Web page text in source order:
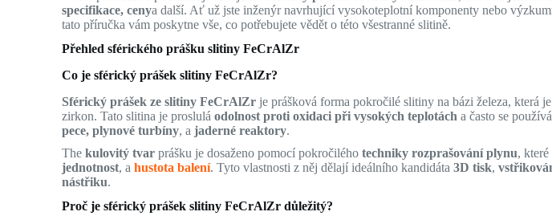
specifikace, cenya další. Ať už jste inženýr navrhující vysokoteplotní komponenty nebo
tato příručka vám poskytne vše, co potřebujete vědět o této všestranné slitině.
Přehled sférického prášku slitiny FeCrAlZr
Co je sférický prášek slitiny FeCrAlZr?
Sférický prášek ze slitiny FeCrAlZr je prášková forma pokročilé slitiny na bázi železa, která
zirkon. Tato slitina je prosluláodolnost proti oxidaci při vysokých teplotách a často se
pece, plynové turbíny, ajaderné reaktory.
Thekulovitý tvar prášku je dosaženo pomocí pokročiléhotechniky rozprašování plynu,
jednotnost, a hustota balení. Tyto vlastnosti z něj dělají ideálního kandidáta3D tisk,
nástřiku.
Proč je sférický prášek slitiny FeCrAlZr důležitý?